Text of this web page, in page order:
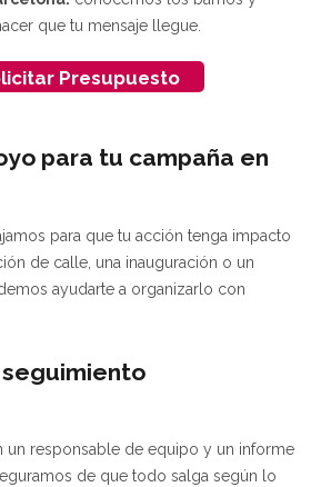
que tu mensaje llegue.
Presupuesto
para tu campaña en
para que tu acción tenga impacto
de calle, una inauguración o un
ayudarte a organizarlo con
seguimiento
un responsable de equipo y un informe
de que todo salga según lo